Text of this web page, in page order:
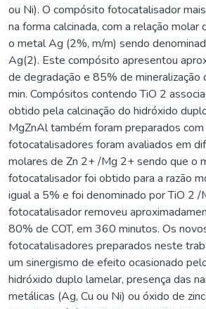
ou Ni). O compósito fotocatalisador
na forma calcinada, com a relação molar
o metal Ag (2%, m/m) sendo
Ag(2). Este compósito apresentou
de degradação e 85% de
min. Compósitos contendo TiO 2
obtido pela calcinação do hidróxido
MgZnAl também foram preparados com
fotocatalisadores foram avaliados em
molares de Zn 2+ /Mg 2+ sendo que o
fotocatalisador foi obtido para a razão
igual a 5% e foi denominado por TiO 2
fotocatalisador removeu
80% de COT, em 360 minutos. Os
fotocatalisadores preparados neste
um sinergismo de efeito ocasionado
hidróxido duplo lamelar, presença das
metálicas (Ag, Cu ou Ni) ou óxido de